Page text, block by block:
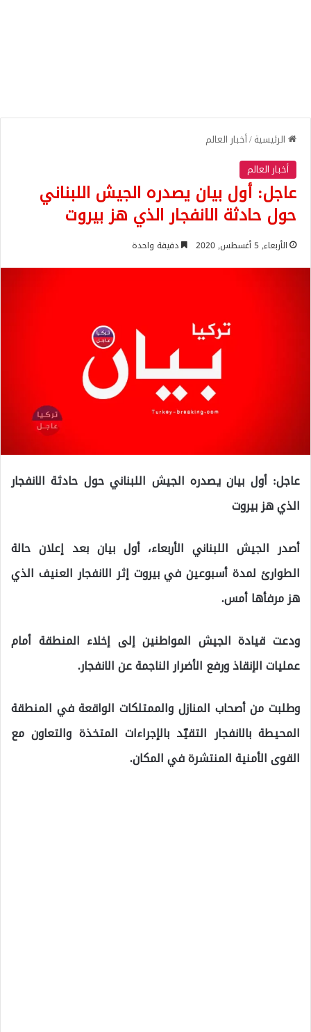
الرئيسية/أخبار العالم
أخبار العالم
عاجل: أول بيان يصدره الجيش اللبناني
حول حادثة الانفجار الذي هز بيروت
الأربعاء, 5 أغسطس, 2020 دقيقة واحدة
عاجل: أول بيان يصدره الجيش اللبناني حول حادثة الانفجار
الذي هز بيروت
أصدر الجيش اللبناني الأربعاء، أول بيان بعد إعلان حالة
الطوارئ لمدة أسبوعين في بيروت إثر الانفجار العنيف الذي
هز مرفأها أمس.
ودعت قيادة الجيش المواطنين إلى إخلاء المنطقة أمام
عمليات الإنقاذ ورفع الأضرار الناجمة عن الانفجار.
وطلبت من أصحاب المنازل والممتلكات الواقعة في المنطقة
المحيطة بالانفجار التقيّد بالإجراءات المتخذة والتعاون مع
القوى الأمنية المنتشرة في المكان.